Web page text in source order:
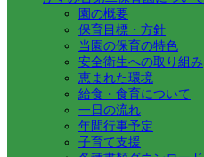
園の概要
保育目標・方針
当園の保育の特色
安全衛生への取り組み
恵まれた環境
給食・食育について
一日の流れ
年間行事予定
子育て支援